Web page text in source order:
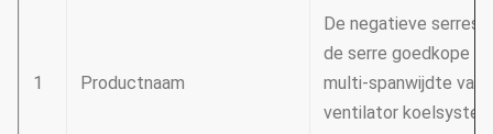
1 Productnaam
De negatieve serres
de serre goedkope
multi-spanwijdte van
ventilator